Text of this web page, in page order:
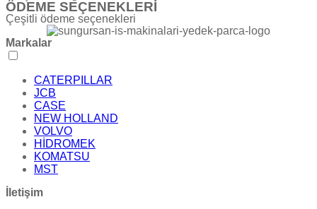
ÖDEME SEÇENEKLERİ
Çeşitli ödeme seçenekleri
Markalar
CATERPILLAR
JCB
CASE
NEW HOLLAND
VOLVO
HİDROMEK
KOMATSU
MST
İletişim